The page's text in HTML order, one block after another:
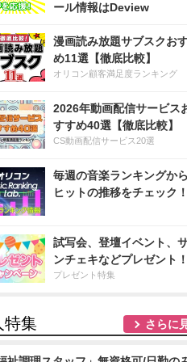
ール情報はDeview
漫画読み放題サブスクお
め11選【徹底比較】
オリコン顧客満足度ランキング
2026年動画配信サービス
すすめ40選【徹底比較】
CS動画配信サービス20選
毎週の音楽ランキングから
ヒットの推移をチェック！
試写会、登壇イベント、
ンチェキなどプレゼント！
プレゼント特集
特集 さらに